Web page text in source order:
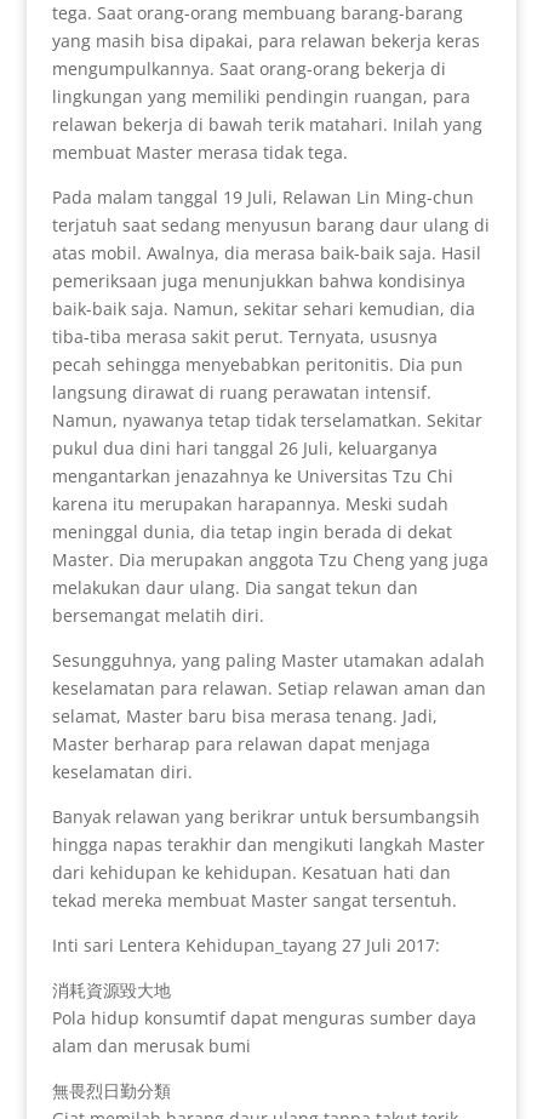
tega. Saat orang-orang membuang barang-barang
yang masih bisa dipakai, para relawan bekerja keras
mengumpulkannya. Saat orang-orang bekerja di
lingkungan yang memiliki pendingin ruangan, para
relawan bekerja di bawah terik matahari. Inilah yang
membuat Master merasa tidak tega.
Pada malam tanggal 19 Juli, Relawan Lin Ming-chun
terjatuh saat sedang menyusun barang daur ulang di
atas mobil. Awalnya, dia merasa baik-baik saja. Hasil
pemeriksaan juga menunjukkan bahwa kondisinya
baik-baik saja. Namun, sekitar sehari kemudian, dia
tiba-tiba merasa sakit perut. Ternyata, ususnya
pecah sehingga menyebabkan peritonitis. Dia pun
langsung dirawat di ruang perawatan intensif.
Namun, nyawanya tetap tidak terselamatkan. Sekitar
pukul dua dini hari tanggal 26 Juli, keluarganya
mengantarkan jenazahnya ke Universitas Tzu Chi
karena itu merupakan harapannya. Meski sudah
meninggal dunia, dia tetap ingin berada di dekat
Master. Dia merupakan anggota Tzu Cheng yang juga
melakukan daur ulang. Dia sangat tekun dan
bersemangat melatih diri.
Sesungguhnya, yang paling Master utamakan adalah
keselamatan para relawan. Setiap relawan aman dan
selamat, Master baru bisa merasa tenang. Jadi,
Master berharap para relawan dapat menjaga
keselamatan diri.
Banyak relawan yang berikrar untuk bersumbangsih
hingga napas terakhir dan mengikuti langkah Master
dari kehidupan ke kehidupan. Kesatuan hati dan
tekad mereka membuat Master sangat tersentuh.
Inti sari Lentera Kehidupan_tayang 27 Juli 2017:
消耗資源毀大地
Pola hidup konsumtif dapat menguras sumber daya
alam dan merusak bumi
無畏烈日勤分類